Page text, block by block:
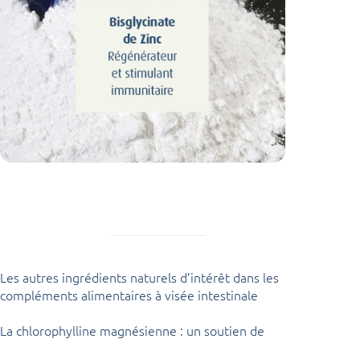
Les autres ingrédients naturels d’intérêt dans les
compléments alimentaires à visée intestinale
La chlorophylline magnésienne : un soutien de